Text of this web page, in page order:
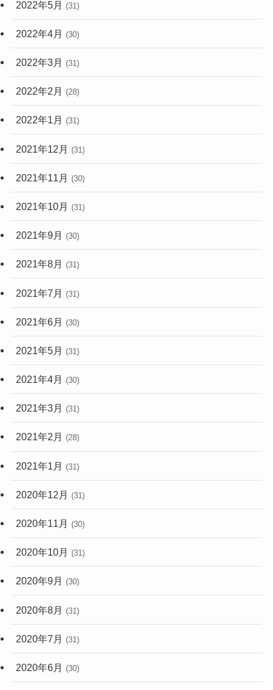
2022年5月 (31)
2022年4月 (30)
2022年3月 (31)
2022年2月 (28)
2022年1月 (31)
2021年12月 (31)
2021年11月 (30)
2021年10月 (31)
2021年9月 (30)
2021年8月 (31)
2021年7月 (31)
2021年6月 (30)
2021年5月 (31)
2021年4月 (30)
2021年3月 (31)
2021年2月 (28)
2021年1月 (31)
2020年12月 (31)
2020年11月 (30)
2020年10月 (31)
2020年9月 (30)
2020年8月 (31)
2020年7月 (31)
2020年6月 (30)